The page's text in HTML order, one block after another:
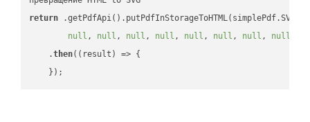
return
null , null , null , null , null , null , null , null
    .
then( (result) => {